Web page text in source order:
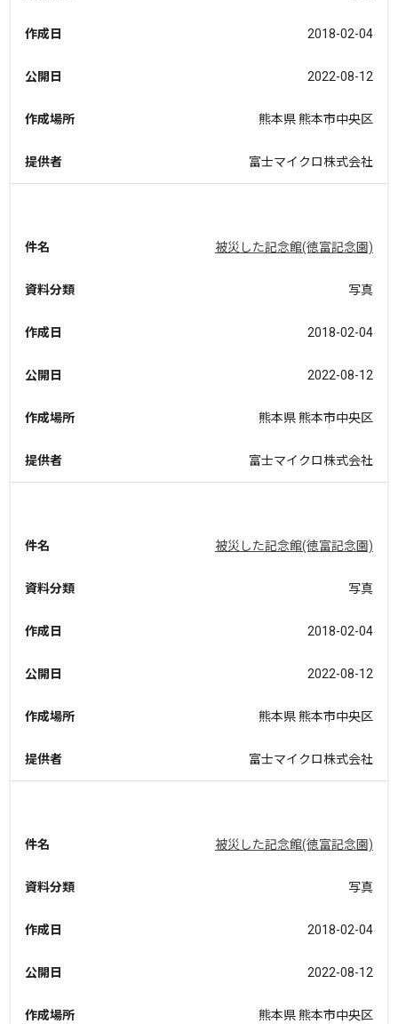
作成日 2018-02-04
公開日 2022-08-12
作成場所 熊本県 熊本市中央区
提供者 富士マイクロ株式会社
件名 被災した記念館(徳富記念園)
資料分類 写真
作成日 2018-02-04
公開日 2022-08-12
作成場所 熊本県 熊本市中央区
提供者 富士マイクロ株式会社
件名 被災した記念館(徳富記念園)
資料分類 写真
作成日 2018-02-04
公開日 2022-08-12
作成場所 熊本県 熊本市中央区
提供者 富士マイクロ株式会社
件名 被災した記念館(徳富記念園)
資料分類 写真
作成日 2018-02-04
公開日 2022-08-12
作成場所 熊本県 熊本市中央区